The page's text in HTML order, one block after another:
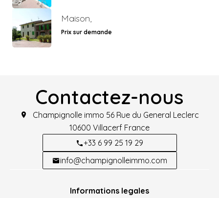
Maison,
Prix sur demande
Contactez-nous
Champignolle immo 56 Rue du General Leclerc
10600 Villacerf France
+33 6 99 25 19 29
info@champignolleimmo.com
Informations legales